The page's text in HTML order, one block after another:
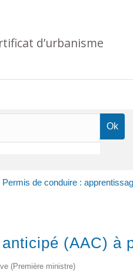
d’urbanisme
Permis de conduire :
(AAC) à
(Première ministre)